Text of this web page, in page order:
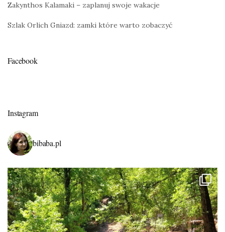
Zakynthos Kalamaki – zaplanuj swoje wakacje
Szlak Orlich Gniazd: zamki które warto zobaczyć
Facebook
Instagram
bibaba.pl